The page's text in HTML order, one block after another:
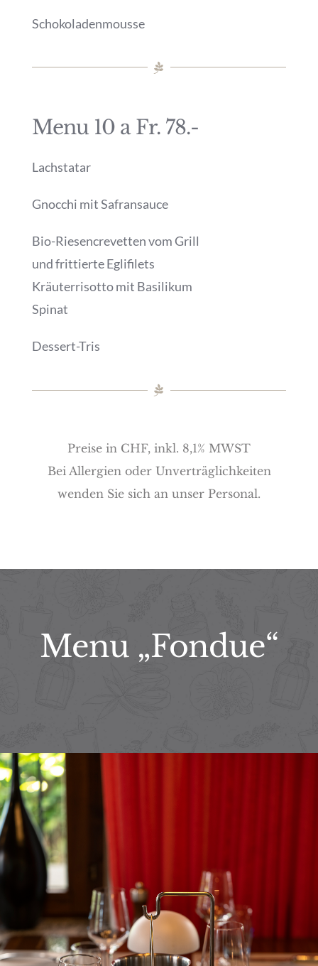
Schokoladenmousse
Menu 10 a Fr. 78.-
Lachstatar
Gnocchi mit Safransauce
Bio-Riesencrevetten vom Grill
und frittierte Eglifilets
Kräuterrisotto mit Basilikum
Spinat
Dessert-Tris
Preise in CHF, inkl. 8,1% MWST
Bei Allergien oder Unverträglichkeiten
wenden Sie sich an unser Personal.
Menu „Fondue“